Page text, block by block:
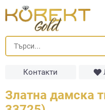
Контакти
Златна дамска